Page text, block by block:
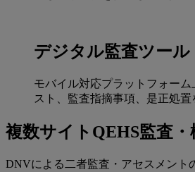
デジタル監査ツール
モバイル対応プラットフォーム
スト、監査指摘事項、是正処置
複数サイトQEHS監査
DNVによる二者監査・アセスメント